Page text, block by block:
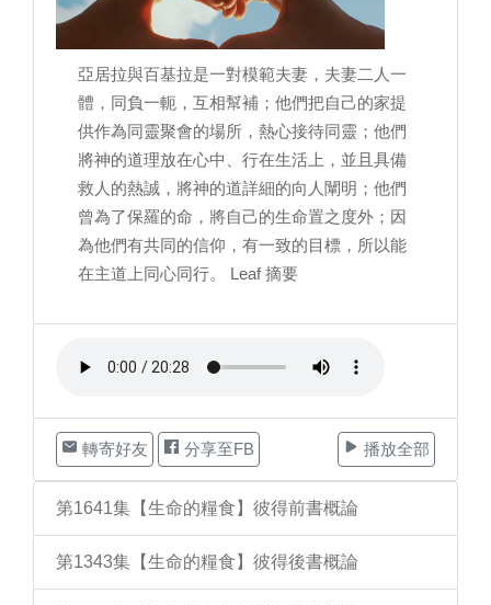
亞居拉與百基拉是一對模範夫妻，夫妻二人一
體，同負一軛，互相幫補；他們把自己的家提
供作為同靈聚會的場所，熱心接待同靈；他們
將神的道理放在心中、行在生活上，並且具備
救人的熱誠，將神的道詳細的向人闡明；他們
曾為了保羅的命，將自己的生命置之度外；因
為他們有共同的信仰，有一致的目標，所以能
在主道上同心同行。 Leaf 摘要
轉寄好友 分享至FB 播放全部
第1641集【生命的糧食】彼得前書概論
第1343集【生命的糧食】彼得後書概論